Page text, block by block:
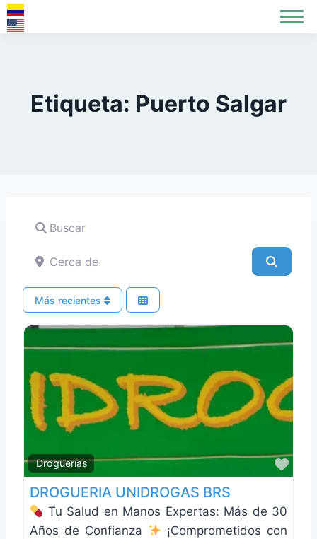
Etiqueta: Puerto Salgar
Buscar
Cerca de
Más recientes
Droguerías
DROGUERIA UNIDROGAS BRS
Tu Salud en Manos Expertas: Más de 30
Años de Confianza
¡Comprometidos con